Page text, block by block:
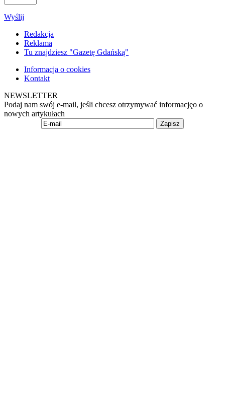
Wyślij
Redakcja
Reklama
Tu znajdziesz "Gazetę Gdańską"
Informacja o cookies
Kontakt
NEWSLETTER
Podaj nam swój e-mail, jeśli chcesz otrzymywać informacjęo o
nowych artykułach
Zapisz